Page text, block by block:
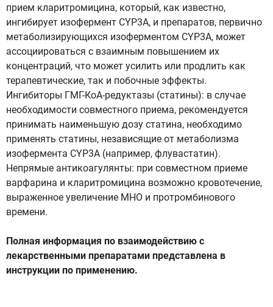
прием кларитромицина, который, как известно,
ингибирует изофермент CYP3A, и препаратов, первично
метаболизирующихся изоферментом CYP3A, может
ассоциироваться с взаимным повышением их
концентраций, что может усилить или продлить как
терапевтические, так и побочные эффекты.
Ингибиторы ГМГ-КоА-редуктазы (статины): в случае
необходимости совместного приема, рекомендуется
принимать наименьшую дозу статина, необходимо
применять статины, независящие от метаболизма
изофермента CYP3A (например, флувастатин).
Непрямые антикоагулянты: при совместном приеме
варфарина и кларитромицина возможно кровотечение,
выраженное увеличение МНО и протромбинового
времени.
Полная информация по взаимодействию с
лекарственными препаратами представлена в
инструкции по применению.